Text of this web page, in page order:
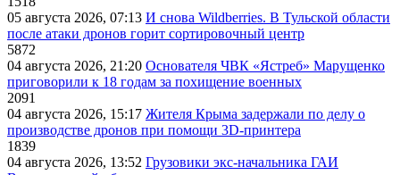
05 августа 2026, 07:13 И снова Wildberries. В Тульской области
после атаки дронов горит сортировочный центр
5872
04 августа 2026, 21:20 Основателя ЧВК «Ястреб» Марущенко
приговорили к 18 годам за похищение военных
2091
04 августа 2026, 15:17 Жителя Крыма задержали по делу о
производстве дронов при помощи 3D‑принтера
1839
04 августа 2026, 13:52 Грузовики экс-начальника ГАИ